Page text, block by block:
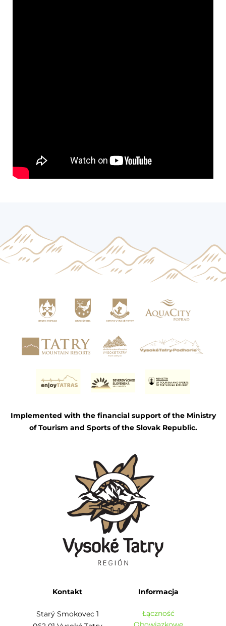
Implemented with the financial support of the Ministry
of Tourism and Sports of the Slovak Republic.
Kontakt
Starý Smokovec 1
Informacja
Łączność